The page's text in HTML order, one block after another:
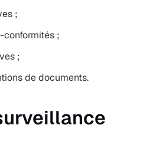
;
conformités ;
;
de documents.